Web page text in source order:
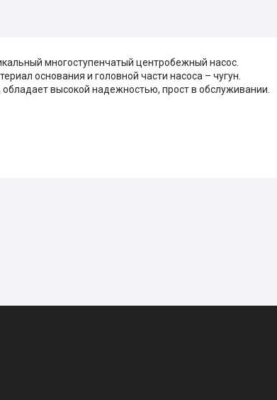
многоступенчатый центробежный насос.
основания и головной части насоса – чугун.
высокой надежностью, прост в обслуживании.